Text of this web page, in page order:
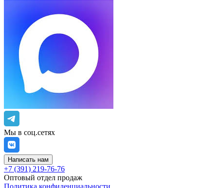
Мы в соц.сетях
Написать нам
+7 (391) 219-76-76
Оптовый отдел продаж